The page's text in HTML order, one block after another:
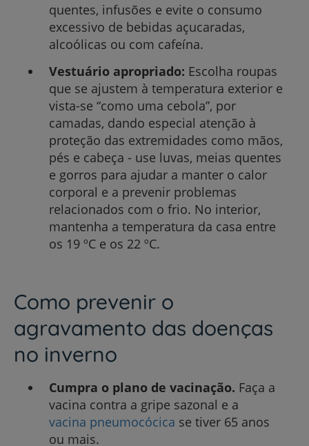
quentes, infusões e evite o consumo
excessivo de bebidas açucaradas,
alcoólicas ou com cafeína.
Vestuário apropriado: Escolha roupas
que se ajustem à temperatura exterior e
vista-se “como uma cebola”, por
camadas, dando especial atenção à
proteção das extremidades como mãos,
pés e cabeça - use luvas, meias quentes
e gorros para ajudar a manter o calor
corporal e a prevenir problemas
relacionados com o frio. No interior,
mantenha a temperatura da casa entre
os 19 ºC e os 22 ºC.
Como prevenir o
agravamento das doenças
no inverno
Cumpra o plano de vacinação. Faça a
vacina contra a gripe sazonal e a
vacina pneumocócica se tiver 65 anos
ou mais.